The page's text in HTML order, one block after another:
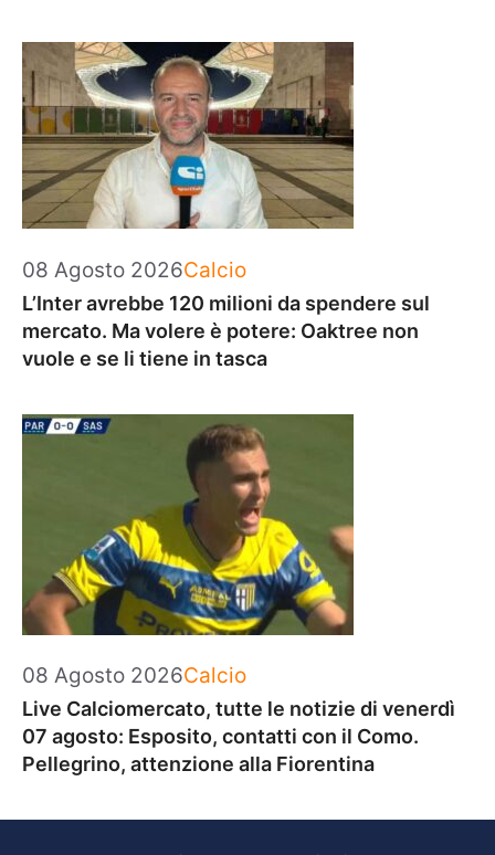
08 Agosto 2026Categorie
Calcio
L’Inter avrebbe 120 milioni da spendere sul
mercato. Ma volere è potere: Oaktree non
vuole e se li tiene in tasca
08 Agosto 2026Categorie
Calcio
Live Calciomercato, tutte le notizie di venerdì
07 agosto: Esposito, contatti con il Como.
Pellegrino, attenzione alla Fiorentina